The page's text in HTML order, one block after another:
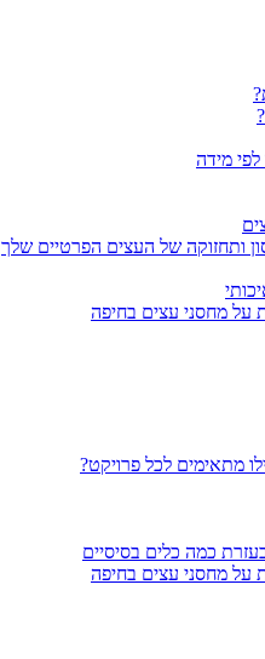
מידה
ותחזוקה של העצים הפרטיים שלך
על מחסני עצים בחיפה
מתאימים לכל פרויקט?
כמה כלים בסיסיים
על מחסני עצים בחיפה